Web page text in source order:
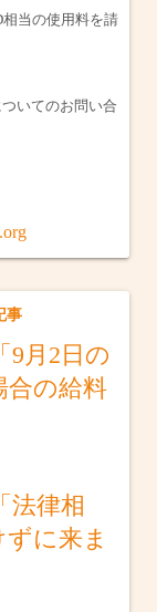
当の使用料を請
いてのお問い合
事
9月2日の
合の給料
法律相
に来ま